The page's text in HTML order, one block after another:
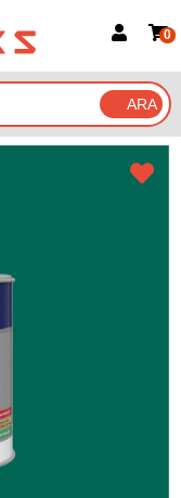
İle Bağlan
0